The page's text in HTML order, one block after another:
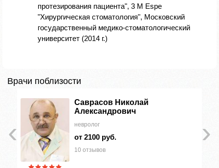
протезирования пациента", 3 M Espe
"Хирургическая стоматология", Московский
государственный медико-стоматологический
университет (2014 г.)
Врачи поблизости
›
‹
Саврасов Николай
Александрович
невролог
от 2100 руб.
10 отзывов